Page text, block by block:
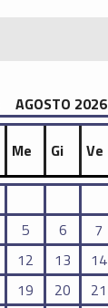
AGOSTO 2026
Me Gi Ve
5 6 7
12 13 14
19 20 21